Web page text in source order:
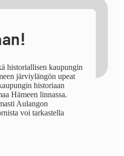
historiallisen kaupungin
järviylängön upeat
historiaan
Hämeen linnassa.
Aulangon
voi tarkastella